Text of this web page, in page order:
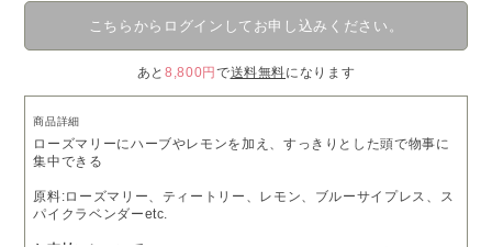
こちらからログインしてお申し込みください。
あと8,800円 で送料無料になります
商品詳細
ローズマリーにハーブやレモンを加え、すっきりとした頭で物事に
集中できる
原料:ローズマリー、ティートリー、レモン、ブルーサイプレス、ス
パイクラベンダーetc.